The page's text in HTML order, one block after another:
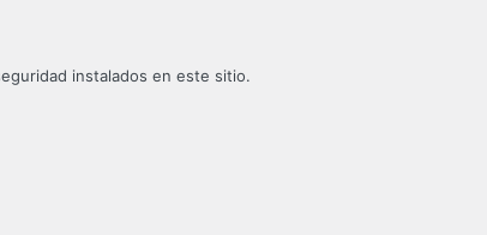
instalados en este sitio.